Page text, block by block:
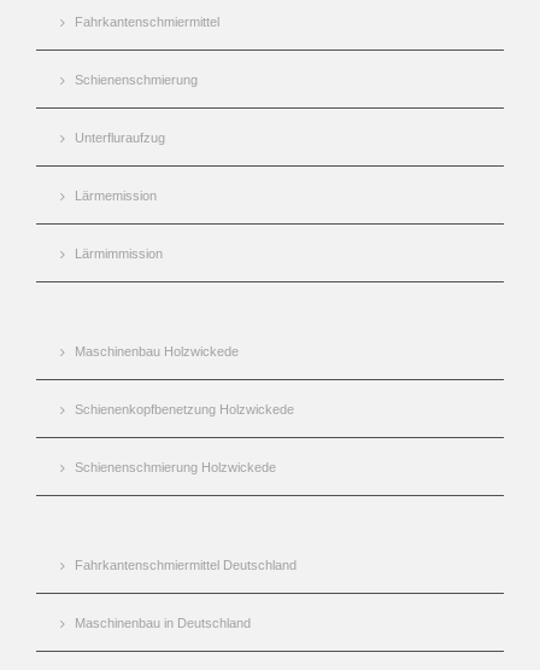
Fahrkantenschmiermittel
Schienenschmierung
Unterfluraufzug
Lärmemission
Lärmimmission
Maschinenbau Holzwickede
Schienenkopfbenetzung Holzwickede
Schienenschmierung Holzwickede
Fahrkantenschmiermittel Deutschland
Maschinenbau in Deutschland